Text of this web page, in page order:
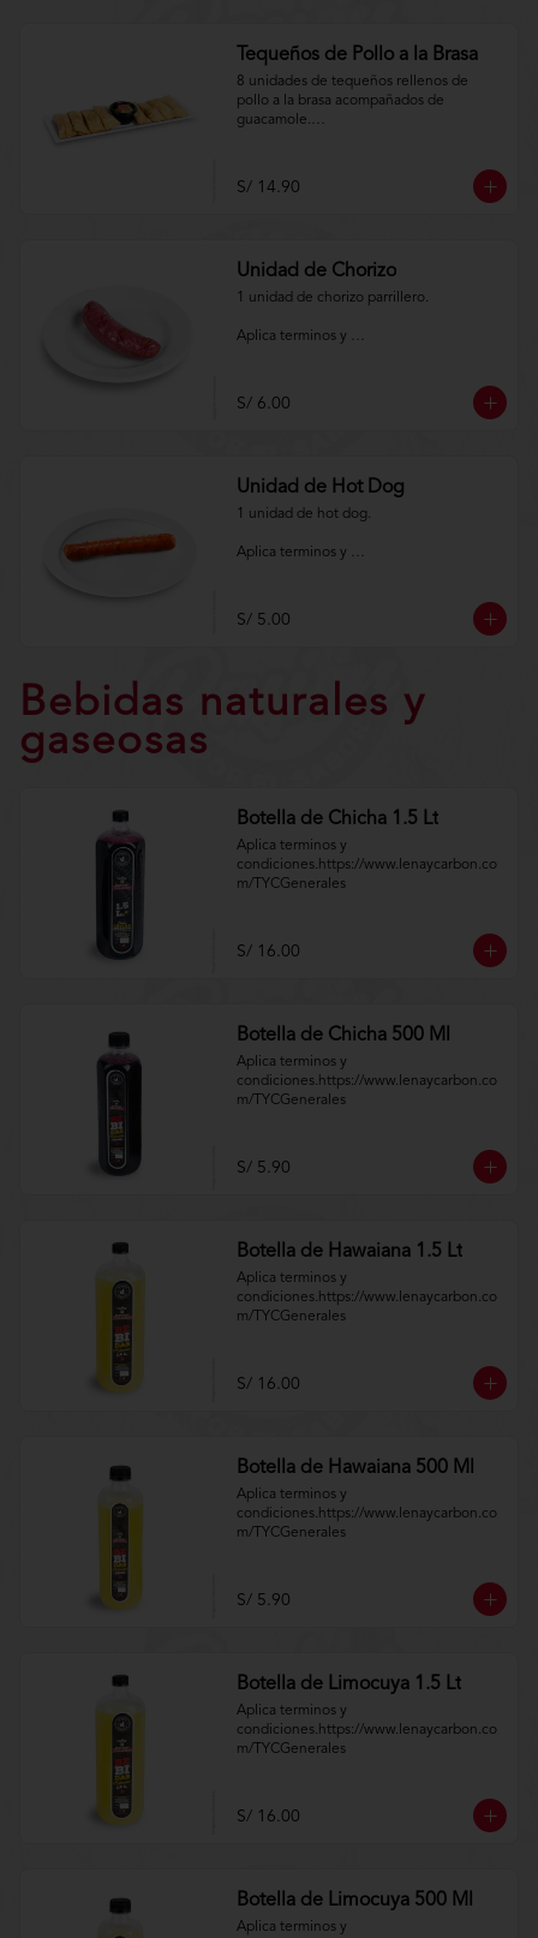
Tequeños de Pollo a la Brasa
8 unidades de tequeños rellenos de
pollo a la brasa acompañados de
guacamole.
condiciones.https://www.lenaycarbon.co
m/TYCGenerales
S/ 14.90
Unidad de Chorizo
1 unidad de chorizo parrillero.
Aplica terminos y
S/ 6.00
Unidad de Hot Dog
1 unidad de hot dog.
Aplica terminos y
S/ 5.00
Bebidas naturales y
gaseosas
Botella de Chicha 1.5 Lt
Aplica terminos y
condiciones.https://www.lenaycarbon.co
m/TYCGenerales
S/ 16.00
Botella de Chicha 500 Ml
Aplica terminos y
condiciones.https://www.lenaycarbon.co
m/TYCGenerales
S/ 5.90
Botella de Hawaiana 1.5 Lt
Aplica terminos y
condiciones.https://www.lenaycarbon.co
m/TYCGenerales
S/ 16.00
Botella de Hawaiana 500 Ml
Aplica terminos y
condiciones.https://www.lenaycarbon.co
m/TYCGenerales
S/ 5.90
Botella de Limocuya 1.5 Lt
Aplica terminos y
condiciones.https://www.lenaycarbon.co
m/TYCGenerales
S/ 16.00
Botella de Limocuya 500 Ml
Aplica terminos y